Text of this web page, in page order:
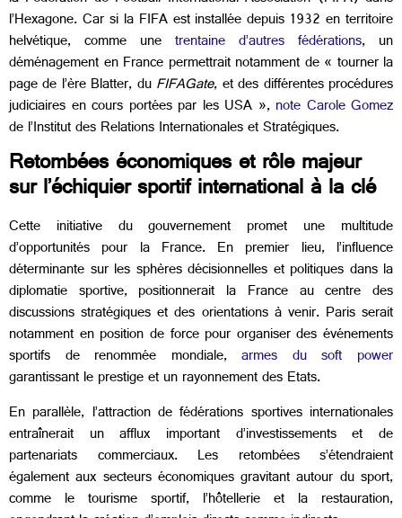
l’Hexagone. Car si la FIFA est installée depuis 1932 en territoire
helvétique, comme une trentaine d’autres fédérations, un
déménagement en France permettrait notamment de « tourner la
page de l’ère Blatter, duFIFAGate, et des différentes procédures
judiciaires en cours portées par les USA », note Carole Gomez
de l’Institut des Relations Internationales et Stratégiques.
Retombées économiques et rôle majeur
sur l’échiquier sportif international à la clé
Cette initiative du gouvernement promet une multitude
d’opportunités pour la France. En premier lieu, l’influence
déterminante sur les sphères décisionnelles et politiques dans la
diplomatie sportive, positionnerait la France au centre des
discussions stratégiques et des orientations à venir. Paris serait
notamment en position de force pour organiser des événements
sportifs de renommée mondiale,armes du soft power
garantissant le prestige et un rayonnement des Etats.
En parallèle, l’attraction de fédérations sportives internationales
entraînerait un afflux important d’investissements et de
partenariats commerciaux. Les retombées s’étendraient
également aux secteurs économiques gravitant autour du sport,
comme le tourisme sportif, l’hôtellerie et la restauration,